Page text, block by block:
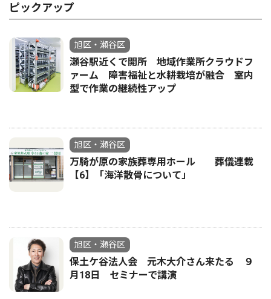
ピックアップ
旭区・瀬谷区
瀬谷駅近くで開所 地域作業所クラウドフ
ァーム 障害福祉と水耕栽培が融合 室内
型で作業の継続性アップ
旭区・瀬谷区
万騎が原の家族葬専用ホール 葬儀連載
【6】「海洋散骨について」
旭区・瀬谷区
保土ケ谷法人会 元木大介さん来たる ９
月18日 セミナーで講演